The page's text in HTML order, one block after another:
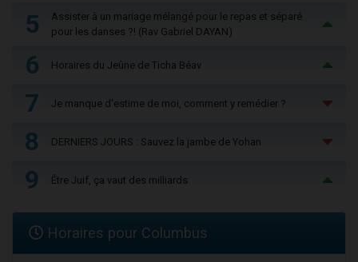
5
Assister à un mariage mélangé pour le repas et séparé
pour les danses ?! (Rav Gabriel DAYAN)
6 Horaires du Jeûne de Ticha Béav
7 Je manque d'estime de moi, comment y remédier ?
8 DERNIERS JOURS : Sauvez la jambe de Yohan
9 Être Juif, ça vaut des milliards
Horaires pour Columbus